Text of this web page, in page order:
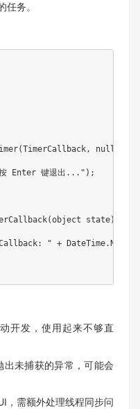
务。
null, 0,
Enter 键退出...");
state)
" + DateTime.Now);
开发，使用起来不够直
出未捕获的异常，可能会
，需额外处理线程同步问